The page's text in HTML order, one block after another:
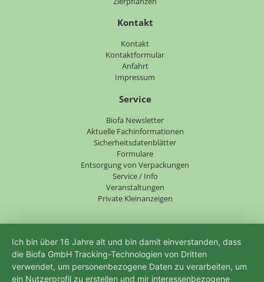
Kontakt
Kontakt
Kontaktformular
Anfahrt
Impressum
Service
Biofa Newsletter
Aktuelle Fachinformationen
Sicherheitsdatenblätter
Formulare
Entsorgung von Verpackungen
Service / Info
Veranstaltungen
Private Kleinanzeigen
Ich bin über 16 Jahre alt und bin damit einverstanden, dass
die Biofa GmbH Tracking-Technologien von Dritten
verwendet, um personenbezogene Daten zu verarbeiten, um
ein Nutzerprofil zu erstellen und mir interessenbezogene